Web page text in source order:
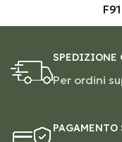
SPEDIZIONE
Per ordini
PAGAMENTO